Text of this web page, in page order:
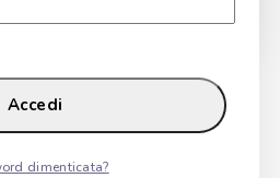
off for your first order
it.
Discount
Products
Accedi
dimenticata?